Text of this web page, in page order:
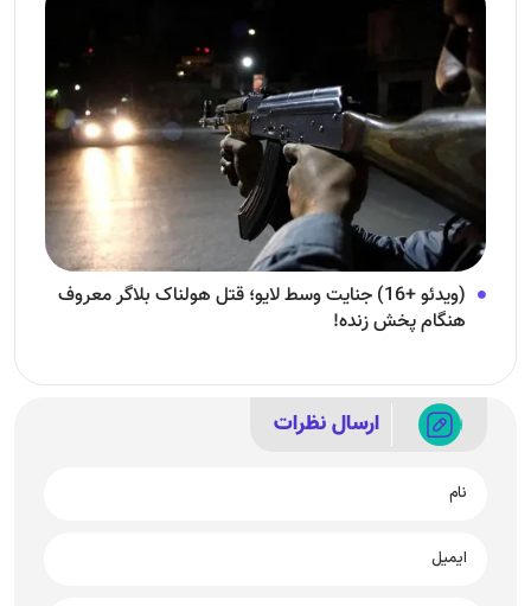
(ویدئو +16) جنایت وسط لایو؛ قتل هولناک بلاگر معروف
هنگام پخش زنده!
ارسال نظرات